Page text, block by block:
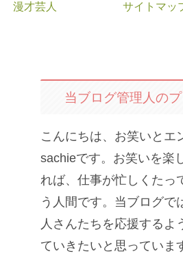
漫才芸人 サイトマッ
当ブログ管理人の
こんにちは、お笑いとエ
sachieです。お笑いを楽
れば、仕事が忙しくたっ
う人間です。当ブログで
人さんたちを応援するよ
ていきたいと思っていま